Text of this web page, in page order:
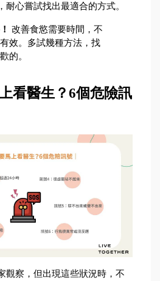
耐心嘗試找出最適合的方式。
改善食慾需要時間，不
效。多試幾種方法，找
的。
看醫生？6個危險訊
觀察，但出現這些狀況時，不